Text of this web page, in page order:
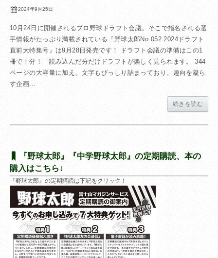
2024年9月25日
10月24日に開催されるプロ野球ドラフト会議。そこで指名される選
手情報がたっぷり満載されている『野球太郎No.052 2024ドラフト
直前大特集号』は9月28日発売です！ ドラフト会議の準備はこの1
冊で十分！ 読み込んだ分だけドラフトが楽しく見られます。 344
ページの大容量に加え、文字もびっしり詰まっており、趣向を凝ら
す企画...
続きを読む
『野球太郎』『中学野球太郎』の定期購読、本の
購入はこちら↓
『野球太郎』の定期購読は下記をクリック！